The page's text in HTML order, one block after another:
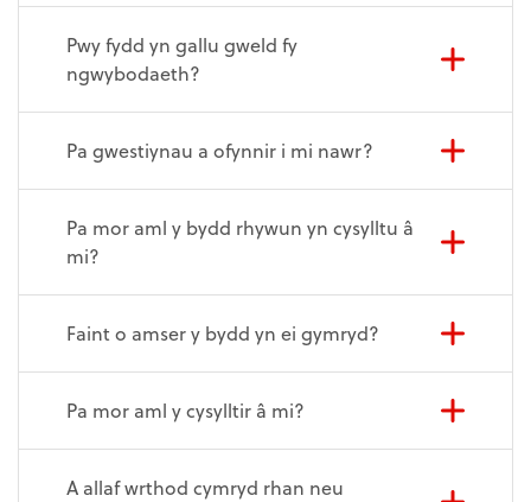
Pwy fydd yn gallu gweld fy
ngwybodaeth?
Pa gwestiynau a ofynnir i mi nawr?
Pa mor aml y bydd rhywun yn cysylltu â
mi?
Faint o amser y bydd yn ei gymryd?
Pa mor aml y cysylltir â mi?
A allaf wrthod cymryd rhan neu